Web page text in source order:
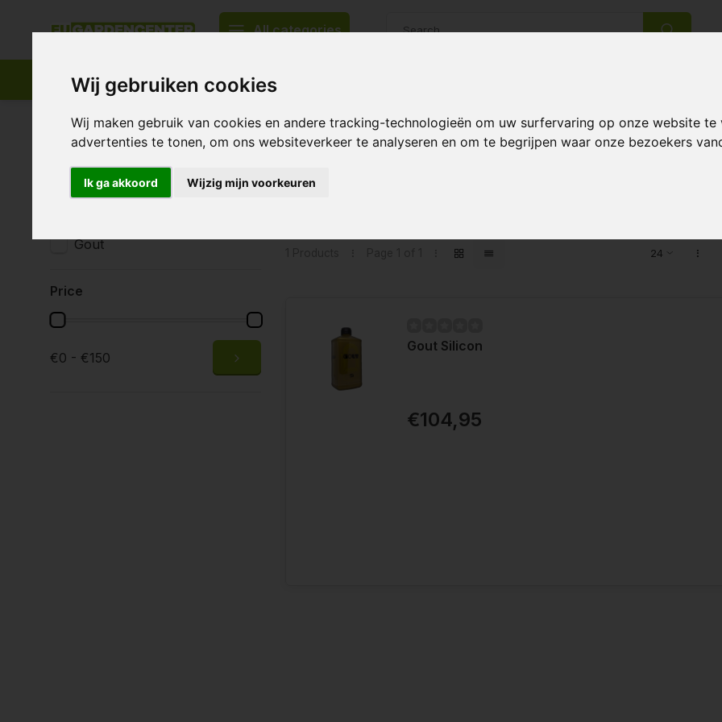
Wij gebruiken cookies
Wij maken gebruik van cookies en andere tracking-technologieën om uw surfervaring op onze website
advertenties te tonen, om ons websiteverkeer te analyseren en om te begrijpen waar onze bezoekers
Ik ga akkoord Wijzig mijn voorkeuren
All categories
Appropriate assortment Delivery all over Europe 14 Days return policy Best customer service
Brands
Gout
Price
€0 - €150
Products tagged with Gout Silicium
Gout Silicon
€104,95